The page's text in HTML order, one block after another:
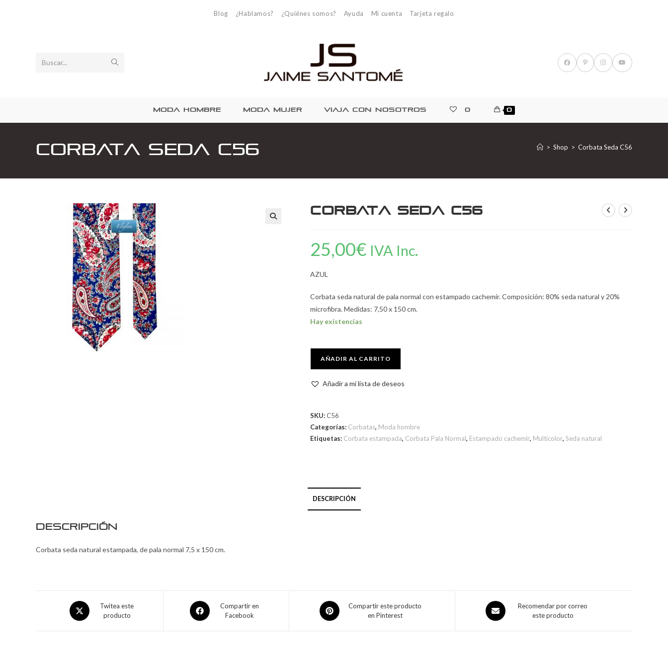
Blog ¿Hablamos? ¿Quiénes somos? Ayuda Mi cuenta Tarjeta regalo
Buscar...
MODA HOMBRE MODA MUJER VIAJA CON NOSOTROS 0 0
Corbata Seda C56 > Shop > Corbata Seda C56
Corbata Seda C56
25,00€ IVA Inc.
AZUL
Corbata seda natural de pala normal con estampado cachemir. Composición: 80% seda natural y 20%
microfibra. Medidas: 7,50 x 150 cm.
Hay existencias
AÑADIR AL CARRITO
Añadir a mi lista de deseos
SKU:C56
Categorías: Corbatas, Moda hombre
Etiquetas: Corbata estampada, Corbata Pala Normal, Estampado cachemir, Multicolor, Seda natural
DESCRIPCIÓN
Descripción
Corbata seda natural estampada, de pala normal 7,5 x 150 cm.
Twitea este
producto
Compartir en
Facebook
Compartir este producto
en Pinterest
Recomendar por correo
este producto